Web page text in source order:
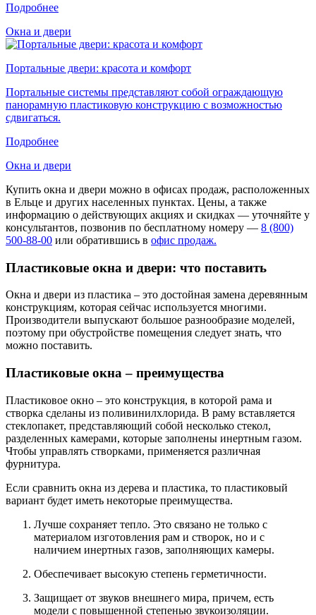
Подробнее
Окна и двери
Портальные двери: красота и комфорт
Портальные системы представляют собой ограждающую
панорамную пластиковую конструкцию с возможностью
сдвигаться.
Подробнее
Окна и двери
Купить окна и двери можно в офисах продаж, расположенных
в Ельце и других населенных пунктах. Цены, а также
информацию о действующих акциях и скидках — уточняйте у
консультантов, позвонив по бесплатному номеру — 8 (800)
500-88-00 или обратившись в офис продаж.
Пластиковые окна и двери: что поставить
Окна и двери из пластика – это достойная замена деревянным
конструкциям, которая сейчас используется многими.
Производители выпускают большое разнообразие моделей,
поэтому при обустройстве помещения следует знать, что
можно поставить.
Пластиковые окна – преимущества
Пластиковое окно – это конструкция, в которой рама и
створка сделаны из поливинилхлорида. В раму вставляется
стеклопакет, представляющий собой несколько стекол,
разделенных камерами, которые заполнены инертным газом.
Чтобы управлять створками, применяется различная
фурнитура.
Если сравнить окна из дерева и пластика, то пластиковый
вариант будет иметь некоторые преимущества.
Лучше сохраняет тепло. Это связано не только с
материалом изготовления рам и створок, но и с
наличием инертных газов, заполняющих камеры.
Обеспечивает высокую степень герметичности.
Защищает от звуков внешнего мира, причем, есть
модели с повышенной степенью звукоизоляции.